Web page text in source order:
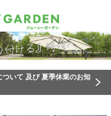
いて 及び 夏季休業のお知